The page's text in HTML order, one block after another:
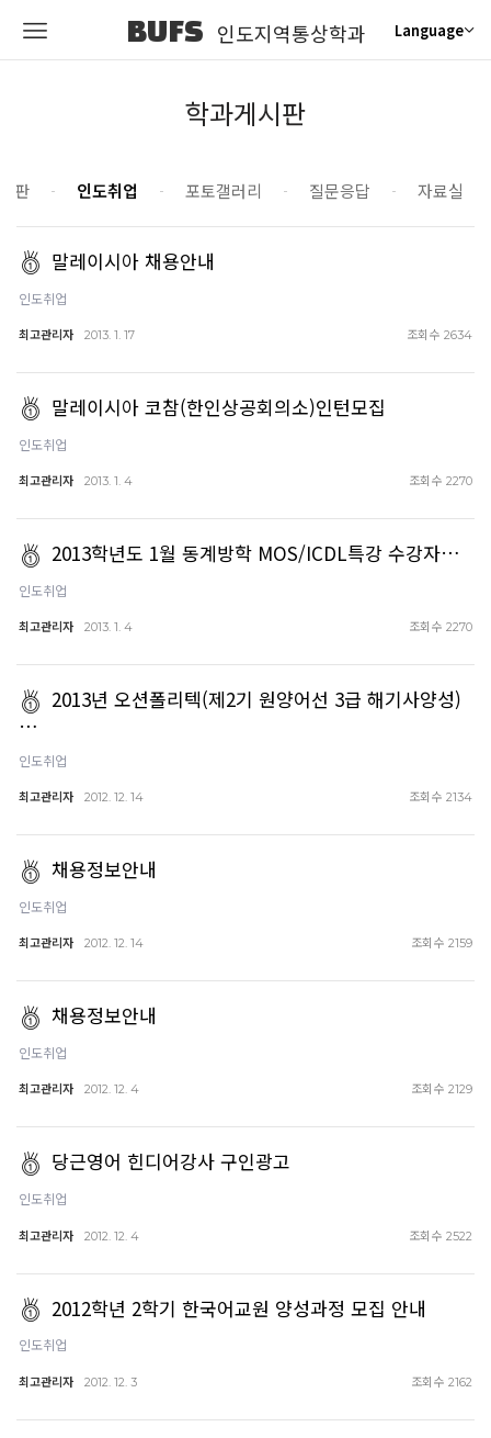
BUFS 인도지역통상학과 Language
학과게시판
판 인도취업 포토갤러리 질문응답 자료실
말레이시아 채용안내
인도취업
최고관리자 2013. 1. 17 조회수 2634
말레이시아 코참(한인상공회의소)인턴모집
인도취업
최고관리자 2013. 1. 4 조회수 2270
2013학년도 1월 동계방학 MOS/ICDL특강 수강자…
인도취업
최고관리자 2013. 1. 4 조회수 2270
2013년 오션폴리텍(제2기 원양어선 3급 해기사양성)
…
인도취업
최고관리자 2012. 12. 14 조회수 2134
채용정보안내
인도취업
최고관리자 2012. 12. 14 조회수 2159
채용정보안내
인도취업
최고관리자 2012. 12. 4 조회수 2129
당근영어 힌디어강사 구인광고
인도취업
최고관리자 2012. 12. 4 조회수 2522
2012학년 2학기 한국어교원 양성과정 모집 안내
인도취업
최고관리자 2012. 12. 3 조회수 2162